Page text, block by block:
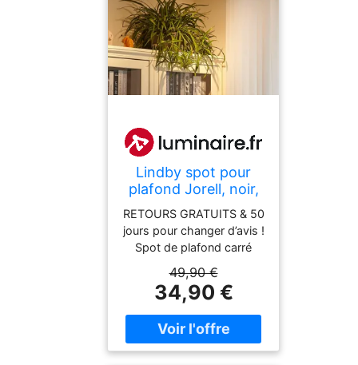
Lindby spot pour
plafond Jorell, noir,
20 cm, 4 lampes
Jorell Lindby,
dimmable, noir,
Bureau, Métal,
Moderne, Spot
RETOURS GRATUITS & 50
jours pour changer d’avis !
Spot de plafond carré
quatre flammesLe
plafonnier Jorell s'intègre
parfaitement dans de
nombreux
environnements. Son
49,90 €
34,90 €